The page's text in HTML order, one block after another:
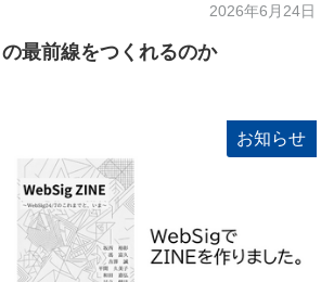
2026年6月24日
最前線をつくれるのか
お知らせ